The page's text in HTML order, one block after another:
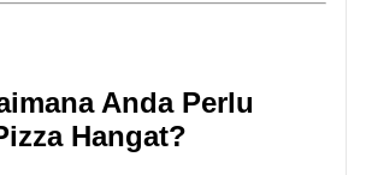
Anda Perlu
Hangat?